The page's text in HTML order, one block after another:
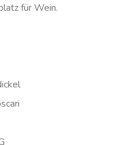
für Wein.